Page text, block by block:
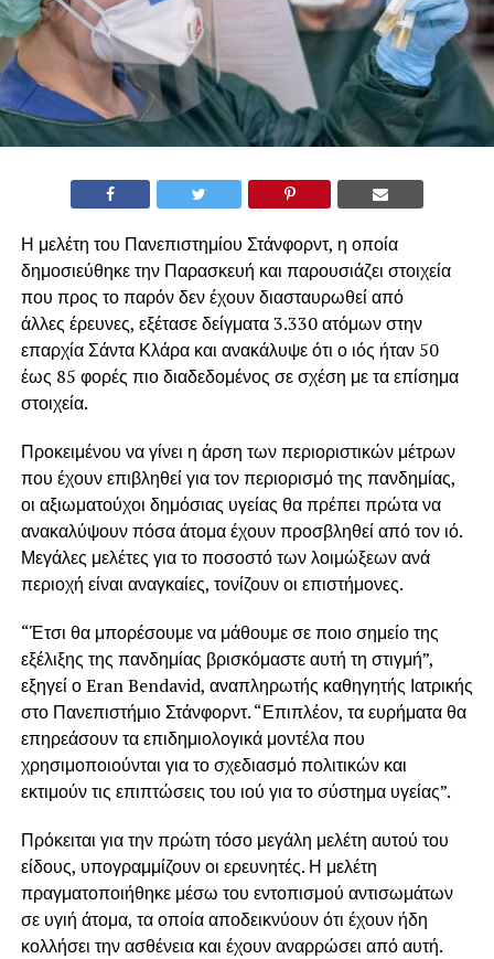
Η μελέτη του Πανεπιστημίου Στάνφορντ, η οποία
δημοσιεύθηκε την Παρασκευή και παρουσιάζει στοιχεία
που προς το παρόν δεν έχουν διασταυρωθεί από
άλλες έρευνες, εξέτασε δείγματα 3.330 ατόμων στην
επαρχία Σάντα Κλάρα και ανακάλυψε ότι ο ιός ήταν 50
έως 85 φορές πιο διαδεδομένος σε σχέση με τα επίσημα
στοιχεία.
Προκειμένου να γίνει η άρση των περιοριστικών μέτρων
που έχουν επιβληθεί για τον περιορισμό της πανδημίας,
οι αξιωματούχοι δημόσιας υγείας θα πρέπει πρώτα να
ανακαλύψουν πόσα άτομα έχουν προσβληθεί από τον ιό.
Μεγάλες μελέτες για το ποσοστό των λοιμώξεων ανά
περιοχή είναι αναγκαίες, τονίζουν οι επιστήμονες.
“Έτσι θα μπορέσουμε να μάθουμε σε ποιο σημείο της
εξέλιξης της πανδημίας βρισκόμαστε αυτή τη στιγμή”,
εξηγεί ο Eran Bendavid, αναπληρωτής καθηγητής Ιατρικής
στο Πανεπιστήμιο Στάνφορντ. “Επιπλέον, τα ευρήματα θα
επηρεάσουν τα επιδημιολογικά μοντέλα που
χρησιμοποιούνται για το σχεδιασμό πολιτικών και
εκτιμούν τις επιπτώσεις του ιού για το σύστημα υγείας”.
Πρόκειται για την πρώτη τόσο μεγάλη μελέτη αυτού του
είδους, υπογραμμίζουν οι ερευνητές. Η μελέτη
πραγματοποιήθηκε μέσω του εντοπισμού αντισωμάτων
σε υγιή άτομα, τα οποία αποδεικνύουν ότι έχουν ήδη
κολλήσει την ασθένεια και έχουν αναρρώσει από αυτή.